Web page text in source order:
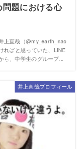
題における心
上直哉（@my_earth_nao
ればと思っていた、LINE
ら、中学生のグループ...
井上直哉プロフィール